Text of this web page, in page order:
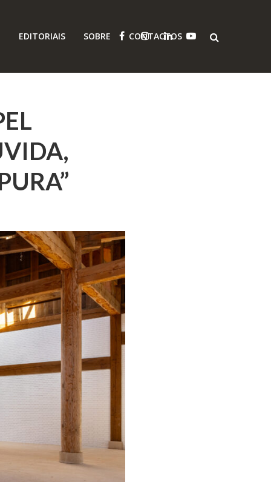
EDITORIAIS SOBRE CONTACTOS